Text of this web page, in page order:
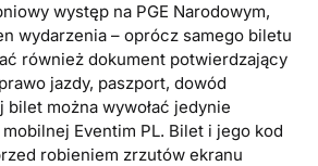
występ na PGE Narodowym,
wydarzenia – oprócz samego biletu
również dokument potwierdzający
jazdy, paszport, dowód
można wywołać jedynie
Eventim PL. Bilet i jego kod
robieniem zrzutów ekranu